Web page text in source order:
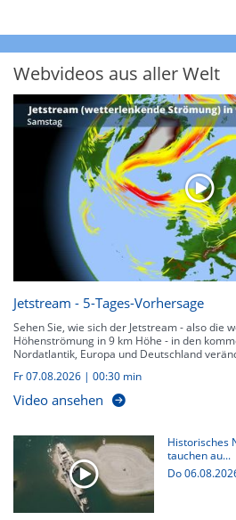
Webvideos aus aller Welt
Jetstream - 5-Tages-Vorhersage
Sehen Sie, wie sich der Jetstream - also die
Höhenströmung in 9 km Höhe - in den
Nordatlantik, Europa und Deutschland
Fr 07.08.2026 | 00:30 min
Video ansehen
Historisches
tauchen au...
Do